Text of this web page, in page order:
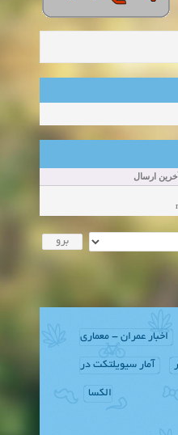
ارسال
اخبار عمران - معماری
آمار سیویلتکت در
الکسا